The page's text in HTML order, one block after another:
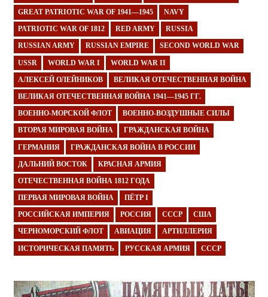
GREAT PATRIOTIC WAR OF 1941—1945 NAVY
PATRIOTIC WAR OF 1812 RED ARMY RUSSIA
RUSSIAN ARMY RUSSIAN EMPIRE SECOND WORLD WAR
USSR WORLD WAR I WORLD WAR II
АЛЕКСЕЙ ОЛЕЙНИКОВ ВЕЛИКАЯ ОТЕЧЕСТВЕННАЯ ВОЙНА
ВЕЛИКАЯ ОТЕЧЕСТВЕННАЯ ВОЙНА 1941—1945 ГГ.
ВОЕННО-МОРСКОЙ ФЛОТ ВОЕННО-ВОЗДУШНЫЕ СИЛЫ
ВТОРАЯ МИРОВАЯ ВОЙНА ГРАЖДАНСКАЯ ВОЙНА
ГЕРМАНИЯ ГРАЖДАНСКАЯ ВОЙНА В РОССИИ
ДАЛЬНИЙ ВОСТОК КРАСНАЯ АРМИЯ
ОТЕЧЕСТВЕННАЯ ВОЙНА 1812 ГОДА
ПЕРВАЯ МИРОВАЯ ВОЙНА ПЁТР I
РОССИЙСКАЯ ИМПЕРИЯ РОССИЯ СССР США
ЧЕРНОМОРСКИЙ ФЛОТ АВИАЦИЯ АРТИЛЛЕРИЯ
ИСТОРИЧЕСКАЯ ПАМЯТЬ РУССКАЯ АРМИЯ СССР